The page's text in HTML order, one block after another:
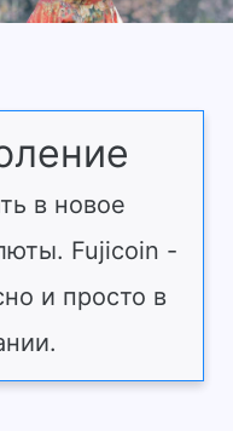
в новое
Fujicoin -
и просто в